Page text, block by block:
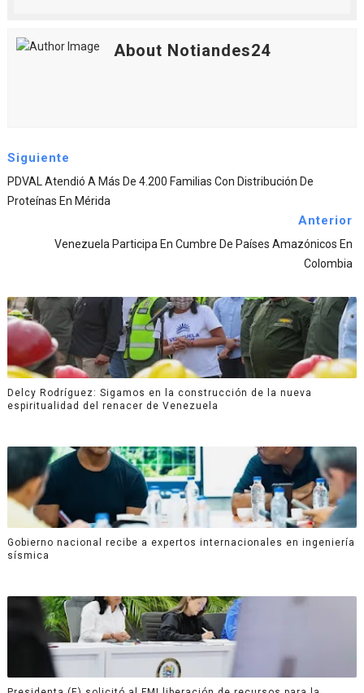
About Notiandes24
Siguiente
PDVAL Atendió A Más De 4.200 Familias Con Distribución De
Proteínas En Mérida
Anterior
Venezuela Participa En Cumbre De Países Amazónicos En
Colombia
Delcy Rodríguez: Sigamos en la construcción de la nueva
espiritualidad del renacer de Venezuela
Gobierno nacional recibe a expertos internacionales en ingeniería
sísmica